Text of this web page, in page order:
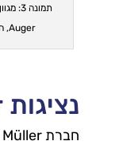
Auger, הופר להזנה על ידי רובוט והופר Z סטנדרטי.
נציגות Müller בארץ